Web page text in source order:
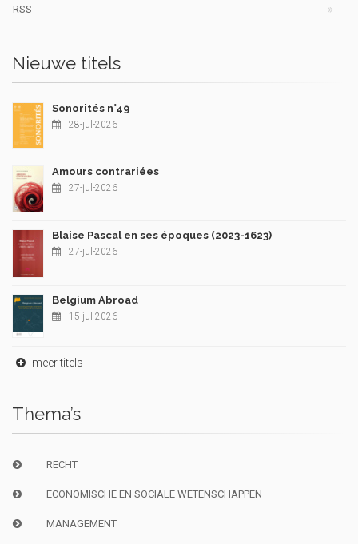
RSS
Nieuwe titels
Sonorités n°49
28-jul-2026
Amours contrariées
27-jul-2026
Blaise Pascal en ses époques (2023-1623)
27-jul-2026
Belgium Abroad
15-jul-2026
meer titels
Thema’s
RECHT
ECONOMISCHE EN SOCIALE WETENSCHAPPEN
MANAGEMENT